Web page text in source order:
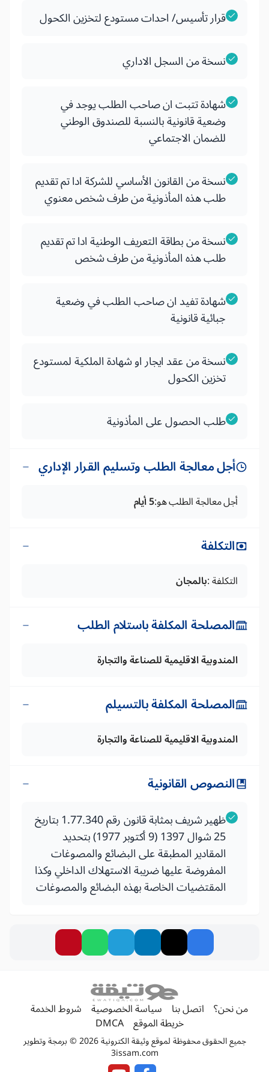
قرار تأسيس/ احدات مستودع لتخزين الكحول
نسخة من السجل الاداري
شهادة تتبت ان صاحب الطلب يوجد في
وضعية قانونية بالنسبة للصندوق الوطني
للضمان الاجتماعي
نسخة من القانون الأساسي للشركة ادا تم تقديم
طلب هذه المأذونية من طرف شخص معنوي
نسخة من بطاقة التعريف الوطنية ادا تم تقديم
طلب هذه المأذونية من طرف شخص
شهادة تفيد ان صاحب الطلب في وضعية
جبائية قانونية
نسخة من عقد ايجار او شهادة الملكية لمستودع
تخزين الكحول
طلب الحصول على المأذونية
أجل معالجة الطلب وتسليم القرار الإداري
أجل معالجة الطلب هو:5 أيام
التكلفة
التكلفة :بالمجان
المصلحة المكلفة باستلام الطلب
المندوبية الاقليمية للصناعة والتجارة
المصلحة المكلفة بالتسيلم
المندوبية الاقليمية للصناعة والتجارة
النصوص القانونية
ظهير شريف بمثابة قانون رقم 1.77.340 بتاريخ
25 شوال 1397 (9 أكتوبر 1977) بتحديد
المقادير المطبقة على البضائع والمصوغات
المفروضة عليها ضريبة الاستهلاك الداخلي وكذا
المقتضيات الخاصة بهذه البضائع والمصوغات
من نحن؟ اتصل بنا سياسة الخصوصية شروط الخدمة
خريطة الموقع DMCA
جميع الحقوق محفوظة لموقع وثيقة الكترونية 2026 © برمجة وتطوير
3issam.com